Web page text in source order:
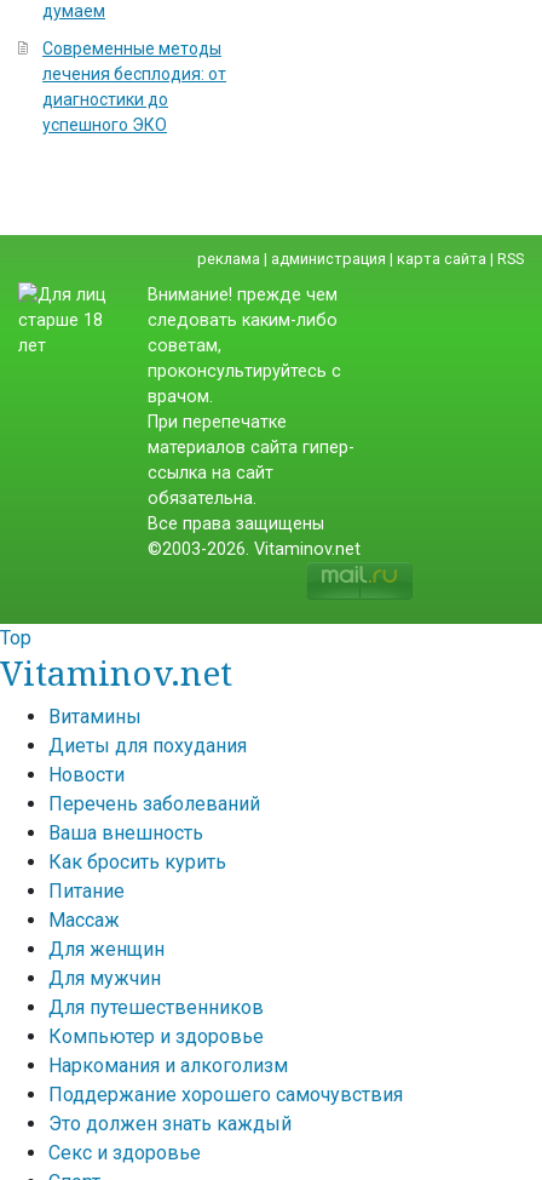
думаем
Современные методы
лечения бесплодия: от
диагностики до
успешного ЭКО
реклама | администрация | карта сайта | RSS
Внимание! прежде чем
следовать каким-либо
советам,
проконсультируйтесь с
врачом.
При перепечатке
материалов сайта гипер-
ссылка на сайт
обязательна.
Все права защищены
©2003-2026. Vitaminov.net
Top
Vitaminov.net
Витамины
Диеты для похудания
Новости
Перечень заболеваний
Ваша внешность
Как бросить курить
Питание
Массаж
Для женщин
Для мужчин
Для путешественников
Компьютер и здоровье
Наркомания и алкоголизм
Поддержание хорошего самочувствия
Это должен знать каждый
Секс и здоровье